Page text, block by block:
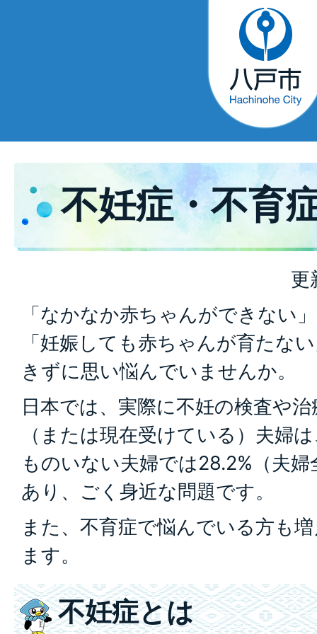
不妊症・不育
更
「なかなか赤ちゃんができない
「妊娠しても赤ちゃんが育たな
きずに思い悩んでいませんか。
日本では、実際に不妊の検査や
（または現在受けている）夫婦
ものいない夫婦では28.2%（夫
あり、ごく身近な問題です。
また、不育症で悩んでいる方も
ます。
不妊症とは